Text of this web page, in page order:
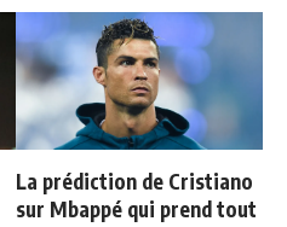
La prédiction de Cristiano
sur Mbappé qui prend tout